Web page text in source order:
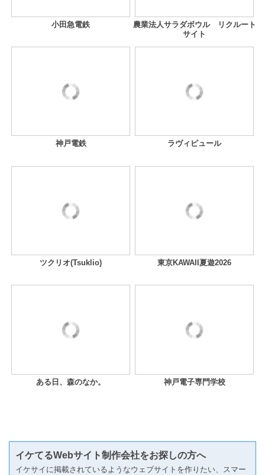
小田急電鉄
農業法人サラダボウル リクルート
サイト
神戸電鉄 ラヴィピュール
ツクリオ(Tsuklio) 東京KAWAII夏遊2026
ある日、森のなか。 神戸電子専門学校
イケてるWebサイト制作会社をお探しの方へ
イケサイに掲載されているようなウェブサイトを作りたい、スマー